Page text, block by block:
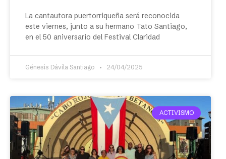
La cantautora puertorriqueña será reconocida
este viernes, junto a su hermano Tato Santiago,
en el 50 aniversario del Festival Claridad
Génesis Dávila Santiago 24/04/2025
ACTIVISMO